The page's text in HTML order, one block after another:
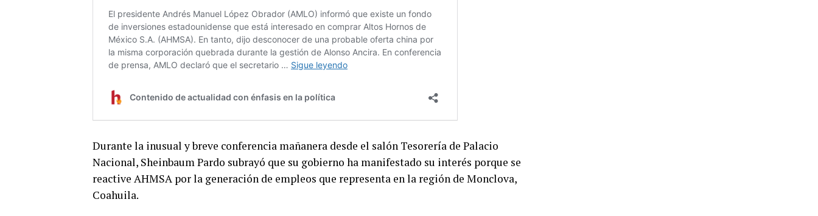
Durante la inusual y breve conferencia mañanera desde el salón Tesorería de Palacio
Nacional, Sheinbaum Pardo subrayó que su gobierno ha manifestado su interés porque se
reactive AHMSA por la generación de empleos que representa en la región de Monclova,
Coahuila.